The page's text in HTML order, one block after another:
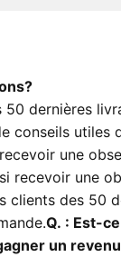
dernières
utiles
une
recevoir une
clients des 50
Q. : Est-
un